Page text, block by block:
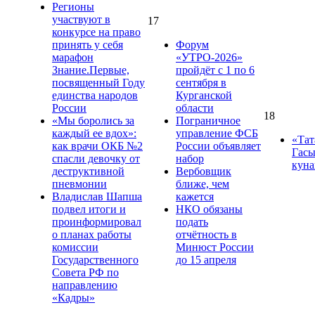
Регионы
участвуют в
конкурсе на право
принять у себя
марафон
Знание.Первые,
посвященный Году
единства народов
России
«Мы боролись за
каждый ее вдох»:
как врачи ОКБ №2
спасли девочку от
деструктивной
пневмонии
Владислав Шапша
подвел итоги и
проинформировал
о планах работы
комиссии
Государственного
Совета РФ по
направлению
«Кадры»
17
Форум
«УТРО-2026»
пройдёт с 1 по 6
сентября в
Курганской
области
Пограничное
управление ФСБ
России объявляет
набор
Вербовщик
ближе, чем
кажется
НКО обязаны
подать
отчётность в
Минюст России
до 15 апреля
18